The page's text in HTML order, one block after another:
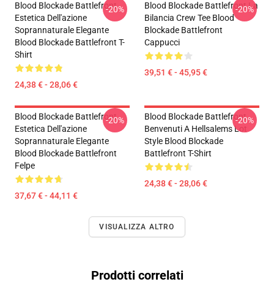
Blood Blockade Battlefront
Estetica Dell'azione
Soprannaturale Elegante
Blood Blockade Battlefront T-
Shirt
24,38 € - 28,06 €
-20%
Blood Blockade Battlefront La
Bilancia Crew Tee Blood
Blockade Battlefront
Cappucci
39,51 € - 45,95 €
-20%
Blood Blockade Battlefront
Estetica Dell'azione
Soprannaturale Elegante
Blood Blockade Battlefront
Felpe
37,67 € - 44,11 €
-20%
Blood Blockade Battlefront
Benvenuti A Hellsalems Lot
Style Blood Blockade
Battlefront T-Shirt
24,38 € - 28,06 €
-20%
VISUALIZZA ALTRO
Prodotti correlati